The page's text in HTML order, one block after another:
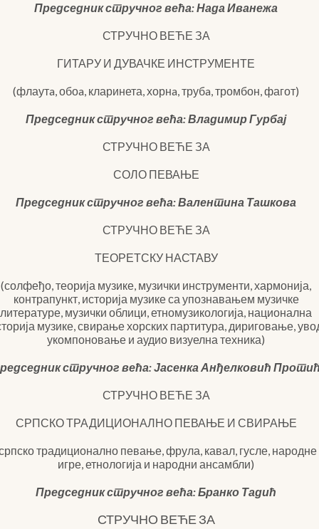
Председник стручног већа: Нада Иванежа
СТРУЧНО ВЕЋЕ ЗА
ГИТАРУ И ДУВАЧКЕ ИНСТРУМЕНТЕ
(флаутa, обоa, кларинета, хорнa, трубa, тромбон, фагот)
Председник стручног већа: Владимир Гурбај
СТРУЧНО ВЕЋЕ ЗА
СОЛО ПЕВАЊЕ
Председник стручног већа: Валентина Ташкова
СТРУЧНО ВЕЋЕ ЗА
ТЕОРЕТСКУ НАСТАВУ
(солфеђо, теорија музике, музички инструменти, хармонија,
контрапункт, историја музике са упознавањем музичке
литературе, музички облици, етномузикологија, национална
музике, свирање хорских партитура, дириговање,
укомпоновање и аудио визуелна техника)
стручног већа: Јасенка Анђелковић
СТРУЧНО ВЕЋЕ ЗА
СРПСКО ТРАДИЦИОНАЛНО ПЕВАЊЕ И СВИРАЊЕ
традиционално певање, фрула, кавал, гусле, народне
игре, етнологија и народни ансамбли)
Председник стручног већа: Бранко Тадић
СТРУЧНО ВЕЋЕ ЗА